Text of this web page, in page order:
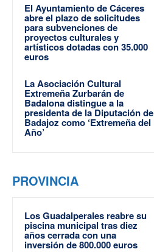
El Ayuntamiento de Cáceres
abre el plazo de solicitudes
para subvenciones de
proyectos culturales y
artísticos dotadas con 35.000
euros
La Asociación Cultural
Extremeña Zurbarán de
Badalona distingue a la
presidenta de la Diputación de
Badajoz como ‘Extremeña del
Año’
PROVINCIA
Los Guadalperales reabre su
piscina municipal tras diez
años cerrada con una
inversión de 800.000 euros